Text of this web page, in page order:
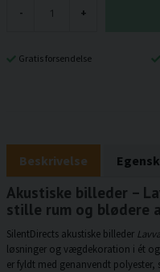
- +
Gratis forsendelse
Beskrivelse
Akustiske billeder –
stille rum og blødere
SilentDirects akustiske billeder
løsninger og vægdekoration i ét
er fyldt med genanvendt